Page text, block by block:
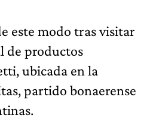
este modo tras visitar
de productos
ubicada en la
partido bonaerense